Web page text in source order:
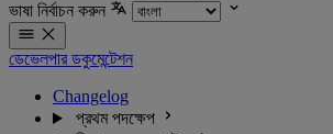
ভাষা নির্বাচন করুন
ডেভেলপার ডকুমেন্টেশন
Changelog
প্রথম পদক্ষেপ